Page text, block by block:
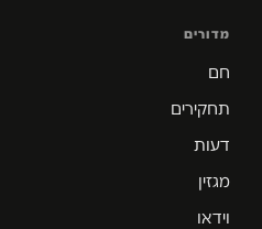
מדורים
חם
תחקירים
דעות
מגזין
וידאו